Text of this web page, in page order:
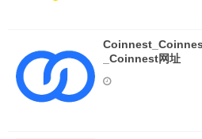
_Coinnest网址